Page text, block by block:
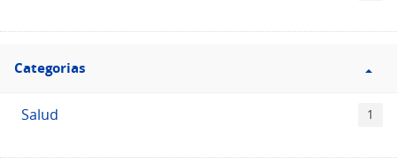
Filtro
Categorias
Categorias
Salud 1